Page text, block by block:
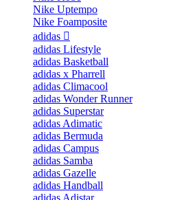
Nike Uptempo
Nike Foamposite
adidas
adidas Lifestyle
adidas Basketball
adidas x Pharrell
adidas Climacool
adidas Wonder Runner
adidas Superstar
adidas Adimatic
adidas Bermuda
adidas Campus
adidas Samba
adidas Gazelle
adidas Handball
adidas Adistar